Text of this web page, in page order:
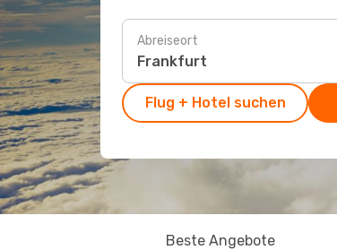
Abreiseort
Flug + Hotel suchen
Beste Angebote